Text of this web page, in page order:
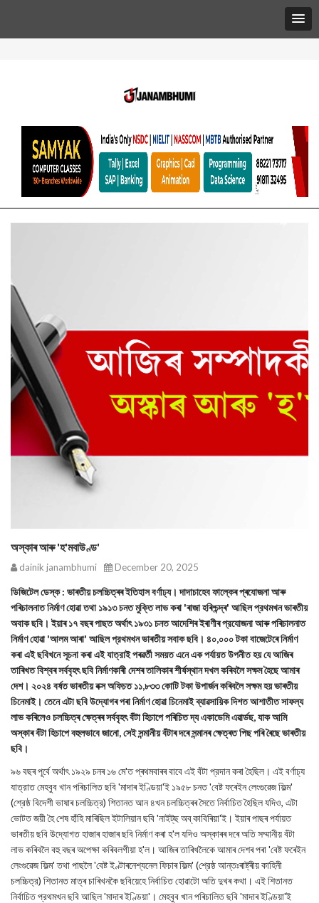
অস্কাৰ আৰু 'হ'মবাউণ্ড'
dainik janambhumi December 20, 2025
ডিজিটেল ডেস্ক : ভাৰতীয় চলচ্চিত্ৰৰ ইতিহাস বর্ণাঢ্য। দাদাচাহেব ফাল্কেৰ প্ৰযোজনা আৰু
পৰিচালনাত নির্মাণ হোৱা তথা ১৯১৩ চনত মুক্তি লাভ কৰা 'ৰাজা হৰিশ্চন্দ্ৰ' আছিল প্রথমখন ভাৰতীয়
অবাক ছবি। ইয়াৰ ১৭ বছৰ পাছত অর্থাৎ ১৯৩১ চনত আদেশিৰ ইৰাণীৰ প্রযোজনা আৰু পৰিচালনাত
নির্মাণ হোৱা 'আলম আৰা' আছিল প্রথমখন ভাৰতীয় সবাক ছবি। ৪০,০০০ টকা বাজেটেৰে নিৰ্মাণ
কৰা এই ছবিখনে সূচনা কৰা এই যাত্রাই পৰৱৰ্তী সময়ত এনে এক পর্যায়ত উপনীত হয় যে আজিৰ
তাৰিখত বিশ্বৰ সর্ববৃহৎ ছবি নির্মাণকাৰী দেশৰ তালিকাৰ শীৰ্ষস্থান দখল কৰিবলৈ সক্ষম হৈছে আমাৰ
দেশ। ২০২৪ বৰ্ষত ভাৰতীয় বক্স অফিচত ১১,৮৩৩ কোটি টকা উপার্জন কৰিবলৈ সক্ষম হয় ভাৰতীয়
চিনেমাই। তেনে এটা ছবি উদ্যোগৰ পৰা নিৰ্মাণ হোৱা চিনেমাই ব্যাৱসায়িক দিশত আশাতীত সাফল্য
লাভ কৰিলেও চলচ্চিত্ৰ ক্ষেত্ৰৰ সর্ববৃহৎ বঁটা হিচাপে পৰিচিত দ্য একাডেমি এৱাৰ্ডছ, যাক আমি
অস্কাৰ বঁটা হিচাপে বহুলভাবে জানো, সেই সন্মানীয় বঁটাৰ দৰে সন্মানৰ ক্ষেত্ৰত পিছ পৰি ৰৈছে ভাৰতীয়
ছবি।
৯৬ বছৰ পূৰ্বে অর্থাৎ ১৯২৯ চনৰ ১৬ মে'ত প্ৰথমবাৰৰ বাবে এই বঁটা প্রদান কৰা হৈছিল। এই বর্ণাঢ্য
যাত্রাত মেহবুব খান পৰিচালিত ছবি 'মাদাৰ ইণ্ডিয়া'ই ১৯৫৮ চনত 'বেষ্ট ফৰেইন লেংগুৱেজ ফিল্ম'
(শ্রেষ্ঠ বিদেশী ভাষাৰ চলচ্চিত্র) শিতানত আন ৪খন চলচ্চিত্ৰৰ সৈতে নির্বাচিত হৈছিল যদিও, এটা
ভোটত জয়ী হৈ শেষ হাঁহি মাৰিছিল ইটালিয়ান ছবি 'নাইট্‌ছ অব্ কাবিৰিয়া'ই। ইয়াৰ পাছৰ পৰ্যায়ত
ভাৰতীয় ছবি উদ্যোগত হাজাৰ হাজাৰ ছবি নিৰ্মাণ কৰা হ'ল যদিও অস্কাৰৰ দৰে অতি সম্মানীয় বঁটা
লাভ কৰিবলৈ বহু বছৰ অপেক্ষা কৰিবলগীয়া হ'ল। আজিৰ তাৰিখলৈকে আমাৰ দেশৰ পৰা 'বেষ্ট ফৰেইন
লেংগুৱেজ ফিল্ম' তথা পাছলৈ 'বেষ্ট ইণ্টাৰনেশ্যনেল ফিচাৰ ফিল্ম' (শ্রেষ্ঠ আন্তঃৰাষ্ট্ৰীয় কাহিনী
চলচ্চিত্র) শিতানত মাত্ৰ চাৰিখনকৈ ছবিয়েহে নির্বাচিত হোৱাটো অতি দুখৰ কথা। এই শিতানত
নির্বাচিত প্রথমখন ছবি আছিল 'মাদাৰ ইণ্ডিয়া'। মেহবুব খান পৰিচালিত ছবি 'মাদাৰ ইণ্ডিয়া'ই